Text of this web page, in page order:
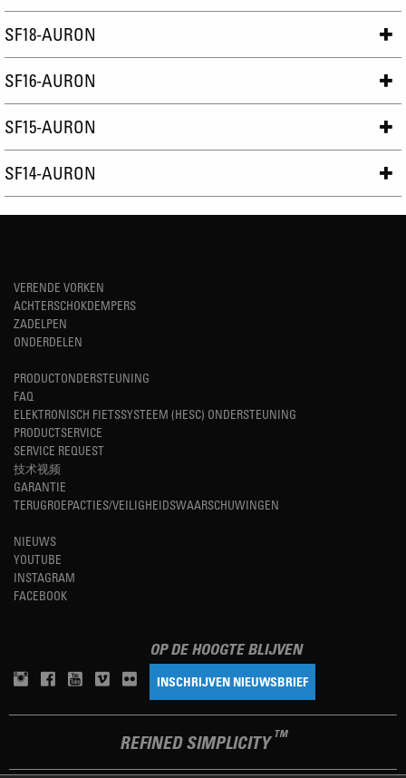
SF18-AURON
SF16-AURON
SF15-AURON
SF14-AURON
VERENDE VORKEN
ACHTERSCHOKDEMPERS
ZADELPEN
ONDERDELEN
PRODUCTONDERSTEUNING
FAQ
ELEKTRONISCH FIETSSYSTEEM (HESC) ONDERSTEUNING
PRODUCTSERVICE
SERVICE REQUEST
技术视频
GARANTIE
TERUGROEPACTIES/VEILIGHEIDSWAARSCHUWINGEN
NIEUWS
YOUTUBE
INSTAGRAM
FACEBOOK
OP DE HOOGTE BLIJVEN
INSCHRIJVEN NIEUWSBRIEF
REFINED SIMPLICITY TM